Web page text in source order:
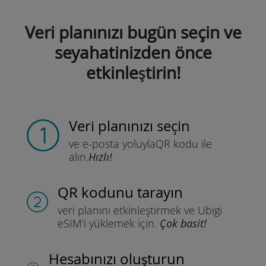
Veri planınızı bugün seçin ve
seyahatinizden önce
etkinleştirin!
Veri planınızı seçin
ve e-posta yoluylaQR kodu ile
alın.Hızlı!
QR kodunu tarayın
veri planını etkinleştirmek ve Ubigi
eSIM'i yüklemek için. Çok basit!
Hesabınızı oluşturun